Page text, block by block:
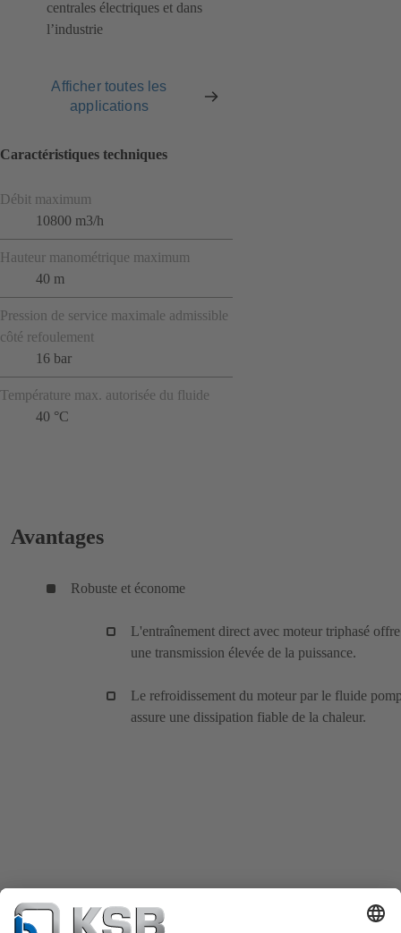
centrales électriques et dans
l’industrie
Afficher toutes les
applications
Caractéristiques techniques
Débit maximum
10800 m3/h
Hauteur manométrique maximum
40 m
Pression de service maximale admissible
côté refoulement
16 bar
Température max. autorisée du fluide
40 °C
Avantages
Robuste et économe
L'entraînement direct avec moteur triphasé offre
une transmission élevée de la puissance.
Le refroidissement du moteur par le fluide
assure une dissipation fiable de la chaleur.